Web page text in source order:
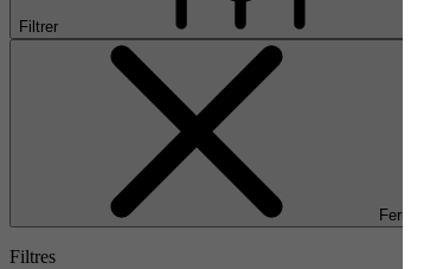
Filtrer
Fermer
Filtres